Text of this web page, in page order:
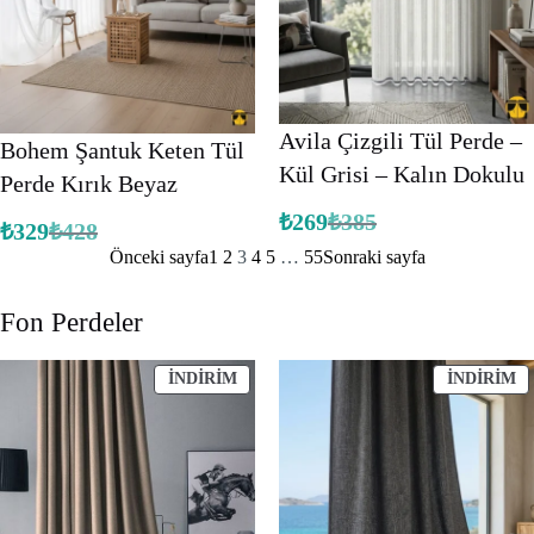
Bohem Şantuk Keten Tül
Perde Kırık Beyaz
₺428
Orijinal
₺329Şu
Avila Çizgili Tül Perde –
Kül Grisi – Kalın Dokulu
₺385
Orijinal
fiyat:
₺385.
₺269Şu
andaki
fiyat:
Önceki sayfa1 2 3 4 5 … 55Sonraki sayfa
Fon Perdeler
İNDIRIMİNDIRIMDEKI
ÜRÜN
İNDIRIM